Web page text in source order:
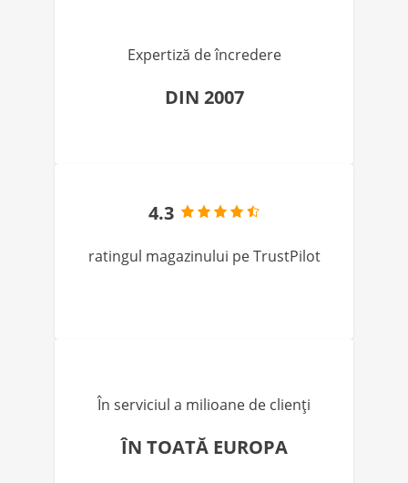
Expertiză de încredere
DIN 2007
4.3
ratingul magazinului pe TrustPilot
În serviciul a milioane de clienți
ÎN TOATĂ EUROPA